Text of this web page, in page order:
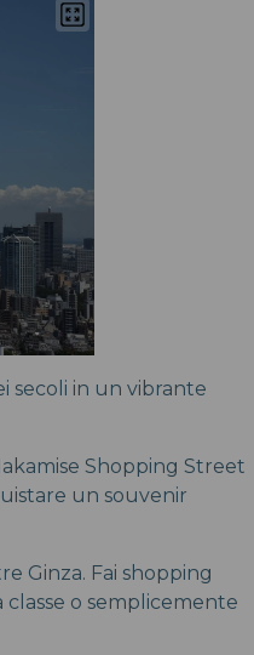
secoli in un vibrante
Shopping Street
un souvenir
Ginza. Fai shopping
o semplicemente